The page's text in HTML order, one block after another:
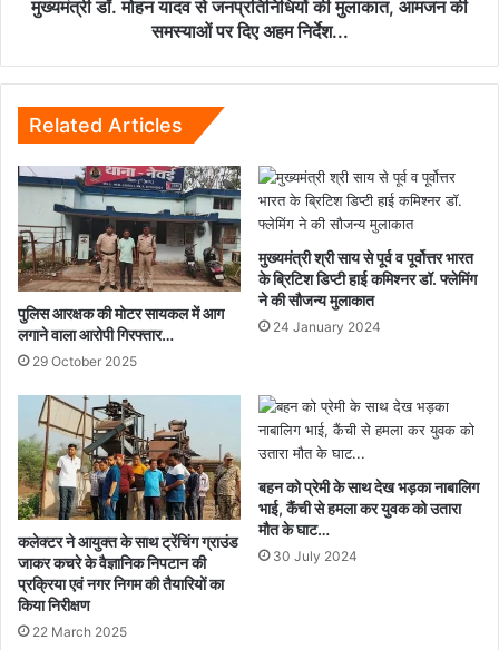
निर्देश...
मुख्यमंत्री डॉ. मोहन यादव से जनप्रतिनिधियों की मुलाकात, आमजन की
समस्याओं पर दिए अहम निर्देश...
Related Articles
पुलिस आरक्षक की मोटर सायकल में आग
लगाने वाला आरोपी गिरफ्तार…
29 October 2025
मुख्यमंत्री श्री साय से पूर्व व पूर्वोत्तर भारत
के ब्रिटिश डिप्टी हाई कमिश्नर डॉ. फ्लेमिंग
ने की सौजन्य मुलाकात
24 January 2024
कलेक्टर ने आयुक्त के साथ ट्रेंचिंग ग्राउंड
जाकर कचरे के वैज्ञानिक निपटान की
प्रक्रिया एवं नगर निगम की तैयारियों का
किया निरीक्षण
22 March 2025
बहन को प्रेमी के साथ देख भड़का नाबालिग
भाई, कैंची से हमला कर युवक को उतारा
मौत के घाट…
30 July 2024